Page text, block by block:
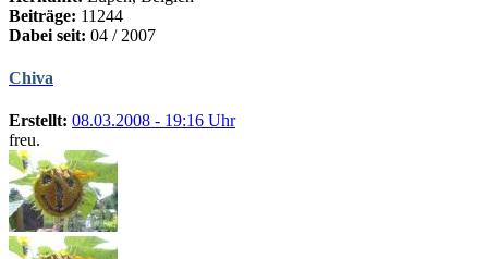
Beiträge: 11244
Dabei seit: 04 / 2007
Chiva
Erstellt: 08.03.2008 - 19:16 Uhr
freu.